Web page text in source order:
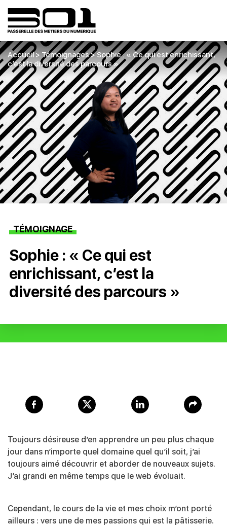
Accueil> Témoignages>Sophie : « Ce qui est enrichissant,
c’est la diversité des parcours »
TÉMOIGNAGE
Sophie : « Ce qui est
enrichissant, c’est la
diversité des parcours »
Toujours désireuse d’en apprendre un peu plus chaque
jour dans n’importe quel domaine quel qu’il soit, j’ai
toujours aimé découvrir et aborder de nouveaux sujets.
J’ai grandi en même temps que le web évoluait.
Cependant, le cours de la vie et mes choix m’ont porté
ailleurs : vers une de mes passions qui est la pâtisserie.